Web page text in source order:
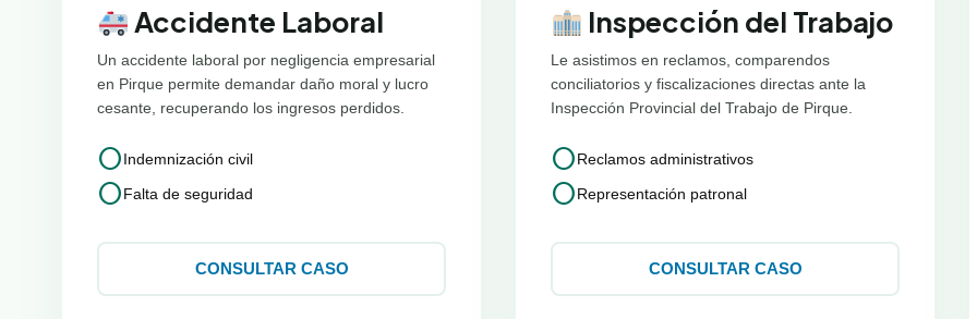
Accidente Laboral
Un accidente laboral por negligencia empresarial
en Pirque permite demandar daño moral y lucro
cesante, recuperando los ingresos perdidos.
circleIndemnización civil
circleFalta de seguridad
CONSULTAR CASO
Inspección del Trabajo
Le asistimos en reclamos, comparendos
conciliatorios y fiscalizaciones directas ante la
Inspección Provincial del Trabajo de Pirque.
circleReclamos administrativos
circleRepresentación patronal
CONSULTAR CASO